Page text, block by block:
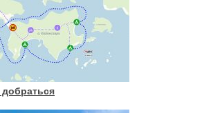
добраться